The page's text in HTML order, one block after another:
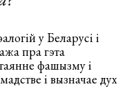
у Беларусі і
пра гэта
фашызму і
і вызначае дух